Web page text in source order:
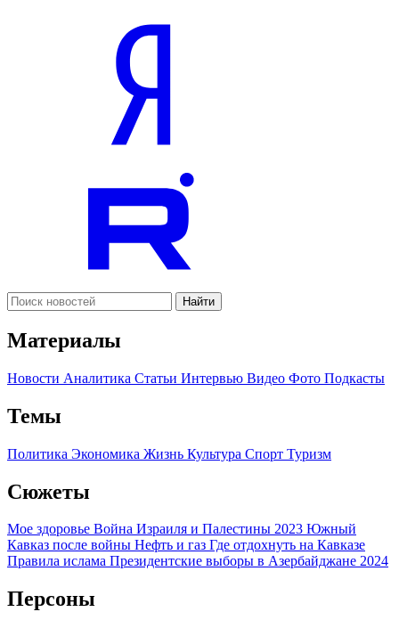
Найти
Материалы
Новости Аналитика Статьи Интервью Видео Фото Подкасты
Темы
Политика Экономика Жизнь Культура Спорт Туризм
Сюжеты
Мое здоровье Война Израиля и Палестины 2023 Южный
Кавказ после войны Нефть и газ Где отдохнуть на Кавказе
Правила ислама Президентские выборы в Азербайджане 2024
Персоны